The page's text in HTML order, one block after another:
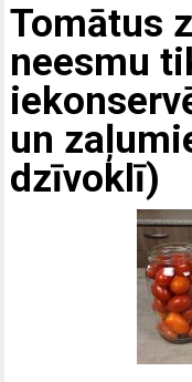
Tomātus
neesmu
un
dzīvoklī)